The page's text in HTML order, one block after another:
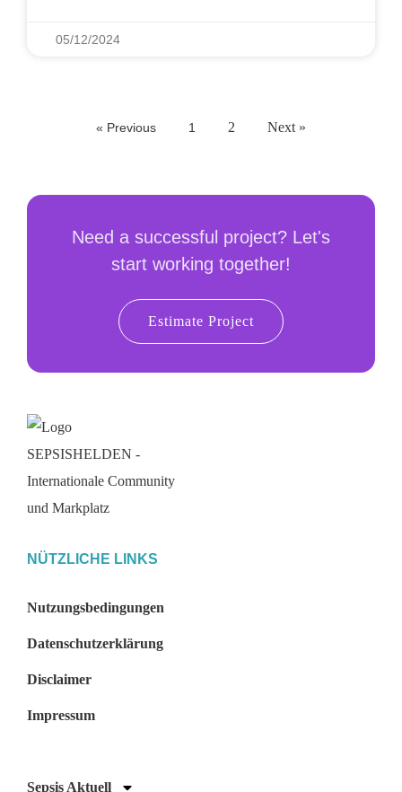
05/12/2024
« Previous 1 2 Next »
Need a successful project? Let's
start working together!
Estimate Project
NÜTZLICHE LINKS
Nutzungsbedingungen
Datenschutzerklärung
Disclaimer
Impressum
Sepsis Aktuell